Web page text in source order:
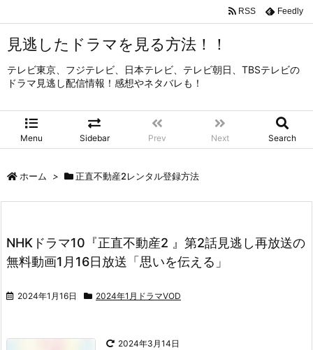
見逃したドラマを見る方法！！
テレビ東京、フジテレビ、日本テレビ、テレビ朝日、TBSテレビの
ドラマ見逃し配信情報！感想やネタバレも！
Menu Sidebar Prev Next Search
RSS Feedly
ホーム > 正直不動産2レンタル登録方法
NHKドラマ10『正直不動産2 』第2話見逃し再放送の
無料動画1月16日放送「思いを伝える」
2024年1月16日 2024年1月ドラマVOD
2024年3月14日